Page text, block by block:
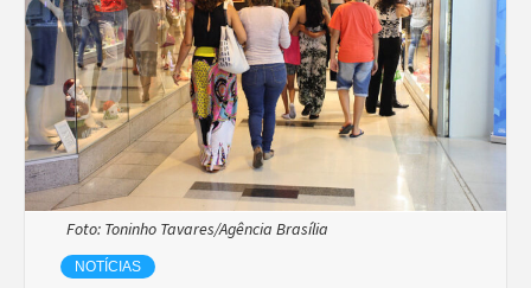
Foto: Toninho Tavares/Agência Brasília
NOTÍCIAS